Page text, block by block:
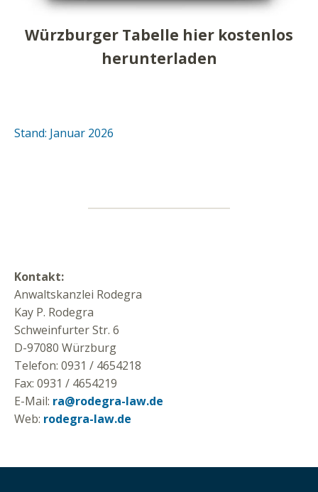
Würzburger Tabelle hier kostenlos
herunterladen
Stand: Januar 2026
Kontakt:
Anwaltskanzlei Rodegra
Kay P. Rodegra
Schweinfurter Str. 6
D-97080 Würzburg
Telefon: 0931 / 4654218
Fax: 0931 / 4654219
E-Mail: ra@rodegra-law.de
Web: rodegra-law.de